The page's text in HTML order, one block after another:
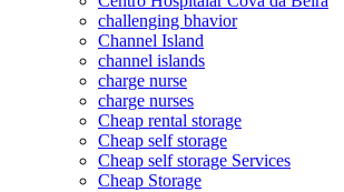
challenging bhavior
Channel Island
channel islands
charge nurse
charge nurses
Cheap rental storage
Cheap self storage
Cheap self storage Services
Cheap Storage